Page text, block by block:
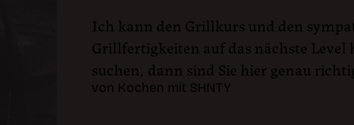
Ich kann den Grillkurs und den
Grillfertigkeiten auf das nächste
suchen, dann sind Sie hier genau
von Kochen mit SHNTY